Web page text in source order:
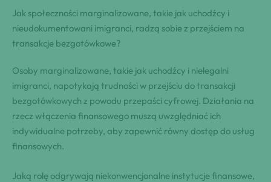
Jak społeczności marginalizowane, takie jak uchodźcy i
nieudokumentowani imigranci, radzą sobie z przejściem na
transakcje bezgotówkowe?
Osoby marginalizowane, takie jak uchodźcy i nielegalni
imigranci, napotykają trudności w przejściu do transakcji
bezgotówkowych z powodu przepaści cyfrowej. Działania na
rzecz włączenia finansowego muszą uwzględniać ich
indywidualne potrzeby, aby zapewnić równy dostęp do usług
finansowych.
Jaką rolę odgrywają niekonwencjonalne instytucje finansowe,